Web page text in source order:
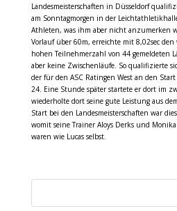
Landesmeisterschaften in Düsseldorf
am Sonntagmorgen in der
Athleten, was ihm aber nicht anzumerken
Vorlauf über 60m, erreichte mit 8,02sec
hohen Teilnehmerzahl von 44 gemeldeten
aber keine Zwischenläufe. So qualifizierte
der für den ASC Ratingen West an den
24. Eine Stunde später startete er dort im
wiederholte dort seine gute Leistung aus
Start bei den Landesmeisterschaften war
womit seine Trainer Aloys Derks und
waren wie Lucas selbst.